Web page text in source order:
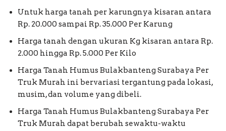
Untuk harga tanah per karungnya kisaran antara
Rp. 20.000 sampai Rp. 35.000 Per Karung
Harga tanah dengan ukuran Kg kisaran antara Rp.
2.000 hingga Rp. 5.000 Per Kilo
Harga Tanah Humus Bulakbanteng Surabaya Per
Truk Murah ini bervariasi tergantung pada lokasi,
musim, dan volume yang dibeli.
Harga Tanah Humus Bulakbanteng Surabaya Per
Truk Murah dapat berubah sewaktu-waktu